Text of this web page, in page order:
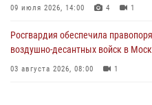
09 июля 2026, 14:00 4 1
Росгвардия обеспечила
воздушно-десантных войск в
03 августа 2026, 08:00 1